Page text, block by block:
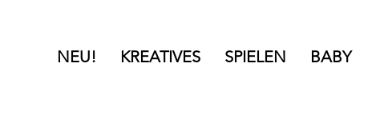
NEU! KREATIVES SPIELEN BABY